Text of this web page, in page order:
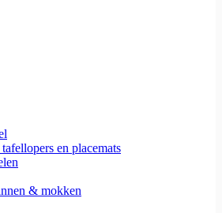
en placemats
& mokken